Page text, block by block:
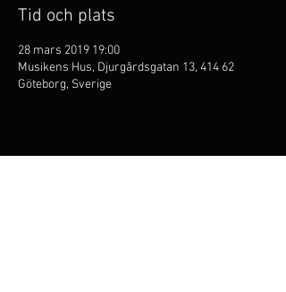
Tid och plats
28 mars 2019 19:00
Musikens Hus, Djurgårdsgatan 13, 414 62
Göteborg, Sverige